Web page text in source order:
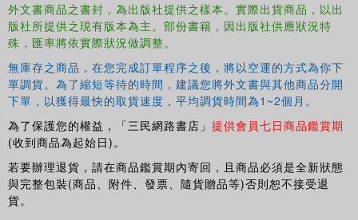
外文書商品之書封，為出版社提供之樣本。實際出貨商品，以出
版社所提供之現有版本為主。部份書籍，因出版社供應狀況特
殊，匯率將依實際狀況做調整。
無庫存之商品，在您完成訂單程序之後，將以空運的方式為你下
單調貨。為了縮短等待的時間，建議您將外文書與其他商品分開
下單，以獲得最快的取貨速度，平均調貨時間為1~2個月。
為了保護您的權益，「三民網路書店」 提供會員七日商品鑑賞期
(收到商品為起始日)。
若要辦理退貨，請在商品鑑賞期內寄回，且商品必須是全新狀態
與完整包裝(商品、附件、發票、隨貨贈品等)否則恕不接受退
貨。